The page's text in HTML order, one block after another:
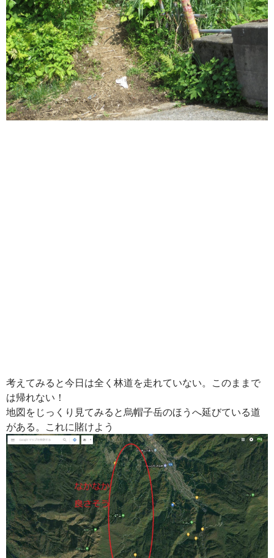
考えてみると今日は全く林道を走れていない。このままで
は帰れない！
地図をじっくり見てみると烏帽子岳のほうへ延びている道
がある。これに賭けよう